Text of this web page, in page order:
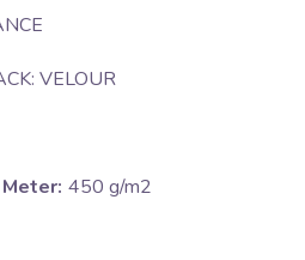
VELOUR
450 g/m2